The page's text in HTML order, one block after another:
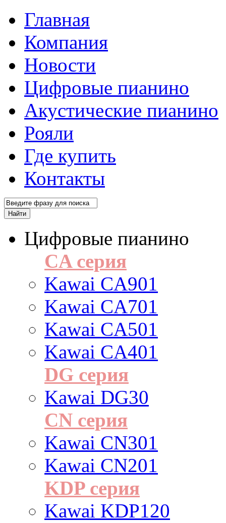
Главная
Компания
Новости
Цифровые пианино
Акустические пианино
Рояли
Где купить
Контакты
Цифровые пианино
CA серия
Kawai CA901
Kawai CA701
Kawai CA501
Kawai CA401
DG серия
Kawai DG30
CN серия
Kawai CN301
Kawai CN201
KDP серия
Kawai KDP120